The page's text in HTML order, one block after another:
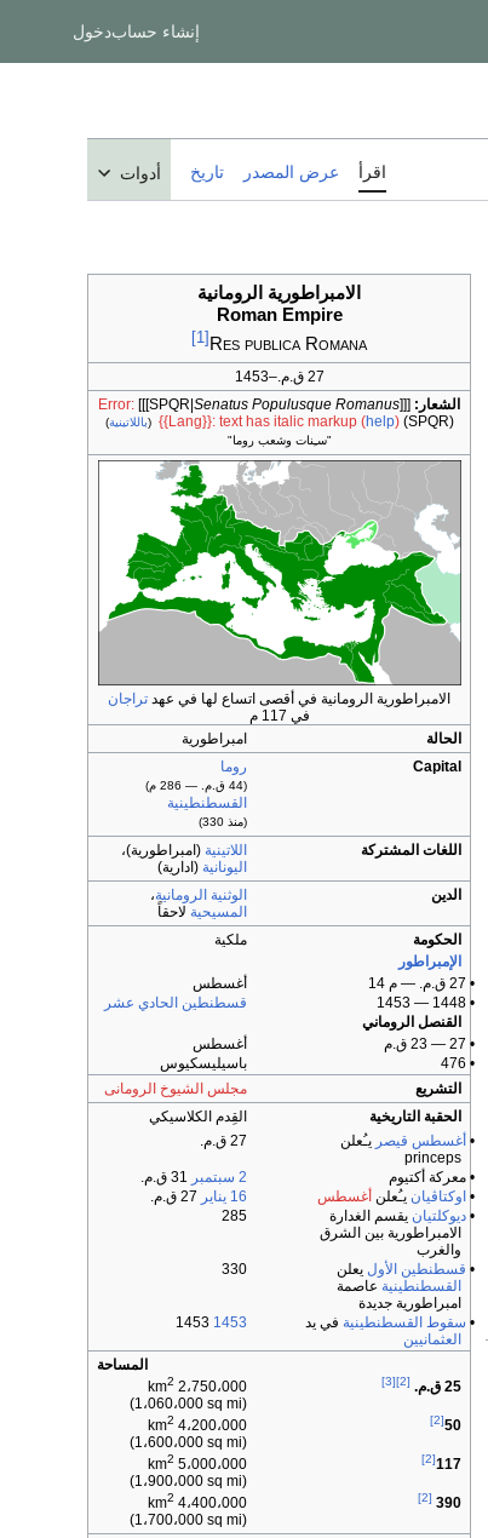
إنشاء حسابدخول
اقرأ عرض المصدر تاريخ أدوات
الامبراطورية الرومانية
Roman Empire
Res publica Romana
[1]
27 ق.م.–1453
الشعار: [[[SPQR|
Senatus Populusque Romanus
]]]
Error:
{{Lang}}: text has italic markup (help)(SPQR)
(باللاتينية)
"سـِنات وشعب روما"
الامبراطورية الرومانية في أقصى اتساع لها في عهد تراجان
في 117 م
الحالة
امبراطورية
Capital
روما
(44 ق.م. — 286 م)
القسطنطينية
(منذ 330)
اللغات المشتركة اللاتينية (امبراطورية)،
اليونانية (ادارية)
الدين
الوثنية الرومانية،
المسيحية لاحقاً
الحكومة
ملكية
الإمبراطور
• 27 ق.م. — م 14
أغسطس
• 1448 — 1453
قسطنطين الحادي عشر
القنصل الروماني
• 27 — 23 ق.م
أغسطس
• 476
باسيليسكيوس
التشريع
مجلس الشيوخ الرومانى
الحقبة التاريخية
القِدم الكلاسيكي
• أغسطس قيصر يـُعلن
princeps
27 ق.م.
• معركة أكتيوم 2 سبتمبر
• اوكتاڤيان يـُعلن أغسطس 16 يناير
•ديوكلتيان يقسم الغدارة
الامبراطورية بين الشرق
والغرب
285
• قسطنطين الأول يعلن
القسطنطينية عاصمة
امبراطورية جديدة
330
• سقوط القسطنطينية في يد
العثمانيين
1453
1453
المساحة
25 ق.م.
[2]
[3] 2،750،000 km 2
(1،060،000 sq mi)
50
[2] 4،200،000 km 2
(1،600،000 sq mi)
117
[2] 5،000،000 km 2
(1،900،000 sq mi)
390
[2] 4،400،000 km 2
(1،700،000 sq mi)